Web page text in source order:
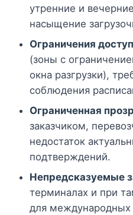
утренние и
насыщение
Ограничения
(зоны с
окна разгрузки),
соблюдения
Ограниченная
заказчиком,
недостаток
подтверждений.
Непредсказуемые
терминалах и при
для международных